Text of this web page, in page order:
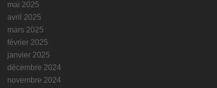
mai 2025
avril 2025
mars 2025
février 2025
janvier 2025
décembre 2024
novembre 2024